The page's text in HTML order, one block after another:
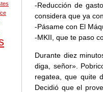
-Reducción de
considera que ya
-Pásame con El
-MKII, que te paso
Durante diez
diga, señor».
regatea, que quite
Decidió que el